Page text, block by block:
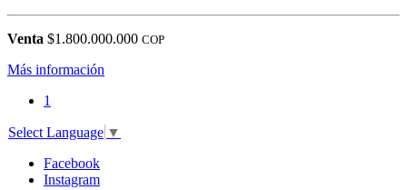
Venta $1.800.000.000 COP
Más información
1
Select Language ▼
Facebook
Instagram